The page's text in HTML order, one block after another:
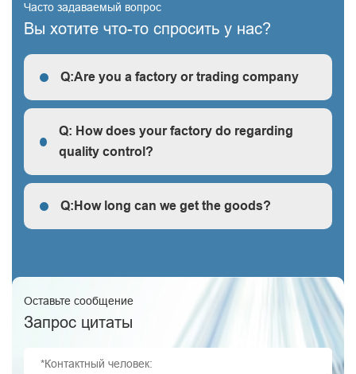
Часто задаваемый вопрос
Вы хотите что-то спросить у нас?
Q:Are you a factory or trading company
R: We are a factory, we can guarantee our price is
first-hand, very cheap and competitive.
Q: How does your factory do regarding
quality control?
Q: How does your factory do regarding quality control?
Q:How long can we get the goods?
Оставьте сообщение
Запрос цитаты